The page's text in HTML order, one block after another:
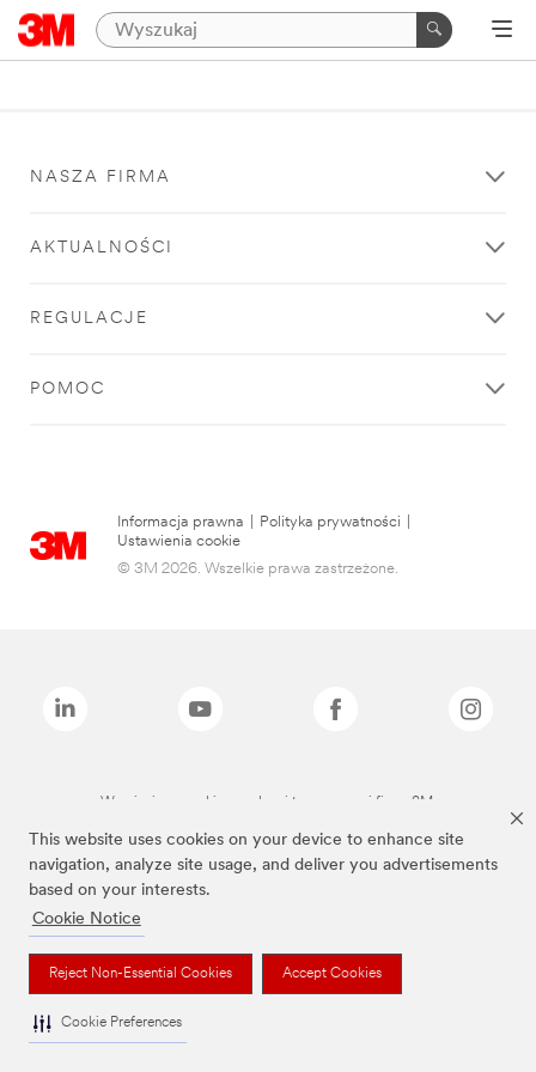
This website uses cookies on your device to enhance site
navigation, analyze site usage, and deliver you advertisements
based on your interests.
Cookie Notice
Reject Non-Essential Cookies Accept Cookies
Cookie Preferences
NASZA FIRMA
AKTUALNOŚCI
REGULACJE
POMOC
Informacja prawna Polityka prywatności
Ustawienia cookie
© 3M 2026. Wszelkie prawa zastrzeżone.
Wymienione marki są znakami towarowymi firmy 3M.